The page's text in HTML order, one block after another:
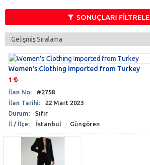
SONUÇLARI FİLTRELE
Women's Clothing Imported from Turkey
1
İlan No:
#2758
İlan Tarihi:
22 Mart 2023
Durum:
Sıfır
İl / İlçe:
İstanbul Güngören